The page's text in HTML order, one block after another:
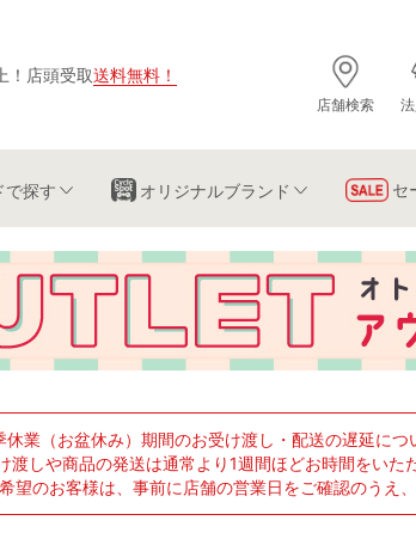
！ 店頭受取送料無料 ！
店舗検索
で探す オリジナルブランド セ
休業（お盆休み）期間のお受け渡し・配送の遅延につ
渡しや商品の発送は通常より1週間ほどお時間をいた
望のお客様は、事前に店舗の営業日をご確認のうえ、